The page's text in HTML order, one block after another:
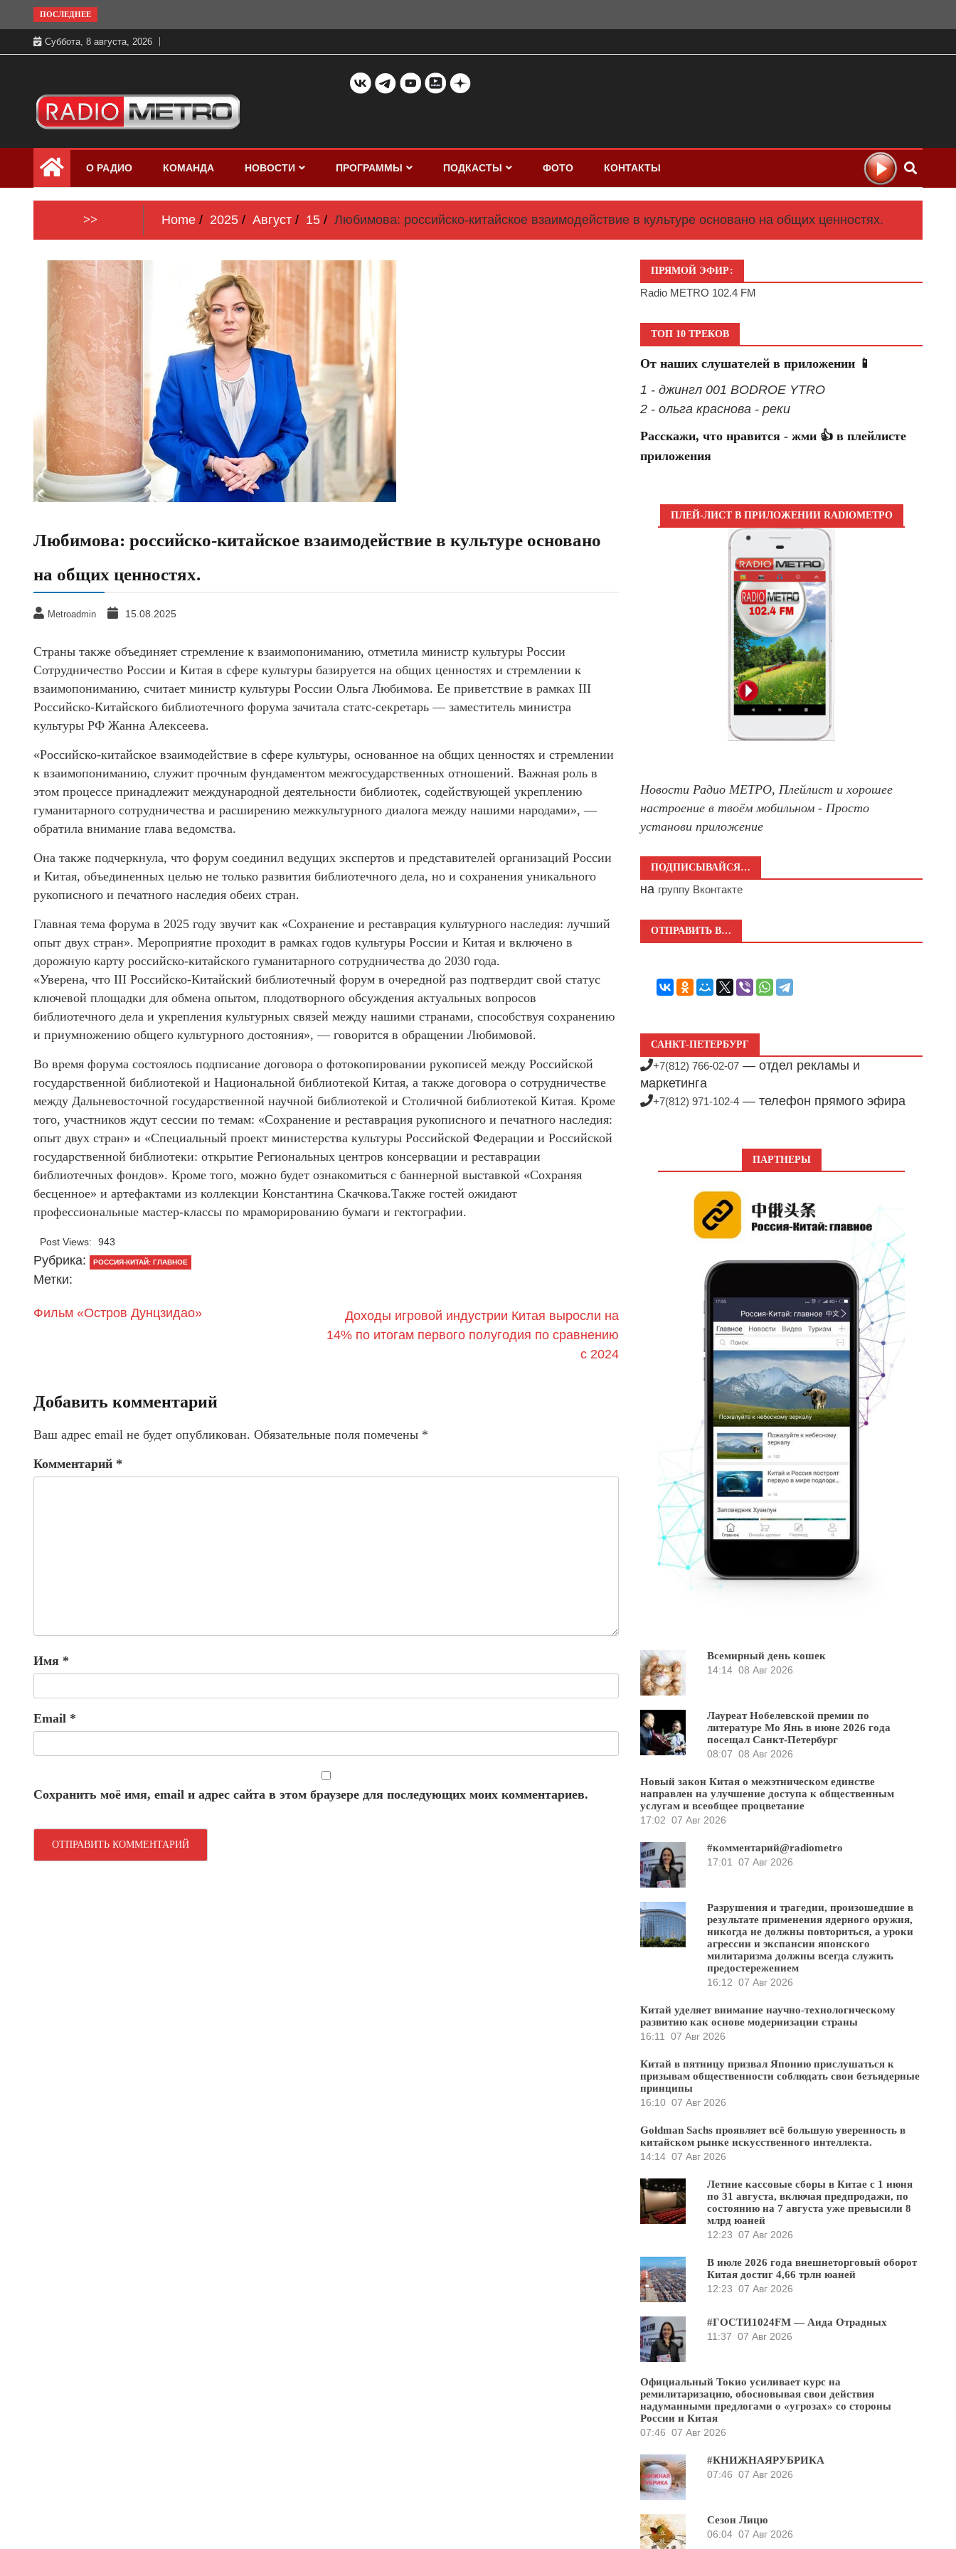
to
content
ПОСЛЕДНЕЕ
Суббота, 8 августа, 2026
Радио МЕТРО
бесплатно в хорошем качестве Санкт-
Петербург и Россия
О РАДИО КОМАНДА НОВОСТИ ПРОГРАММЫ ПОДКАСТЫ ФОТО КОНТАКТЫ
>> Home 2025 Август 15 Любимова: российско-китайское взаимодействие в культуре основано на общих ценностях.
Любимова: российско-китайское взаимодействие в культуре основано
на общих ценностях.
Metroadmin 15.08.2025
Страны также объединяет стремление к взаимопониманию, отметила министр культуры России
Сотрудничество России и Китая в сфере культуры базируется на общих ценностях и стремлении к
взаимопониманию, считает министр культуры России Ольга Любимова. Ее приветствие в рамках III
Российско-Китайского библиотечного форума зачитала статс-секретарь — заместитель министра
культуры РФ Жанна Алексеева.
«Российско-китайское взаимодействие в сфере культуры, основанное на общих ценностях и стремлении
к взаимопониманию, служит прочным фундаментом межгосударственных отношений. Важная роль в
этом процессе принадлежит международной деятельности библиотек, содействующей укреплению
гуманитарного сотрудничества и расширению межкультурного диалога между нашими народами», —
обратила внимание глава ведомства.
Она также подчеркнула, что форум соединил ведущих экспертов и представителей организаций России
и Китая, объединенных целью не только развития библиотечного дела, но и сохранения уникального
рукописного и печатного наследия обеих стран.
Главная тема форума в 2025 году звучит как «Сохранение и реставрация культурного наследия: лучший
опыт двух стран». Мероприятие проходит в рамках годов культуры России и Китая и включено в
дорожную карту российско-китайского гуманитарного сотрудничества до 2030 года.
«Уверена, что III Российско-Китайский библиотечный форум в очередной раз подтвердит свой статус
ключевой площадки для обмена опытом, плодотворного обсуждения актуальных вопросов
библиотечного дела и укрепления культурных связей между нашими странами, способствуя сохранению
и приумножению общего культурного достояния», — говорится в обращении Любимовой.
Во время форума состоялось подписание договора о фотокопировании рукописей между Российской
государственной библиотекой и Национальной библиотекой Китая, а также договора о сотрудничестве
между Дальневосточной государственной научной библиотекой и Столичной библиотекой Китая. Кроме
того, участников ждут сессии по темам: «Сохранение и реставрация рукописного и печатного наследия:
опыт двух стран» и «Специальный проект министерства культуры Российской Федерации и Российской
государственной библиотеки: открытие Региональных центров консервации и реставрации
библиотечных фондов». Кроме того, можно будет ознакомиться с баннерной выставкой «Сохраняя
бесценное» и артефактами из коллекции Константина Скачкова.Также гостей ожидают
профессиональные мастер-классы по мраморированию бумаги и гектографии.
Post Views: 943
Рубрика: РОССИЯ-КИТАЙ: ГЛАВНОЕ
Метки:
Фильм «Остров Дунцзидао»
Доходы игровой индустрии Китая выросли на
14% по итогам первого полугодия по сравнению
с 2024
Добавить комментарий
Ваш адрес email не будет опубликован. Обязательные поля помечены *
Комментарий *
Имя *
Email *
Сохранить моё имя, email и адрес сайта в этом браузере для последующих моих комментариев.
ПРЯМОЙ ЭФИР:
Radio METRO 102.4 FM
ТОП 10 ТРЕКОВ
От наших слушателей в приложении 📱
1 - джингл 001 BODROE YTRO
2 - ольга краснова - реки
Расскажи, что нравится - жми 👍 в плейлисте
приложения
ПЛЕЙ-ЛИСТ В ПРИЛОЖЕНИИ RADIOМЕТРО
Новости Радио МЕТРО, Плейлист и хорошее
настроение в твоём мобильном - Просто
установи приложение
ПОДПИСЫВАЙСЯ…
на группу Вконтакте
ОТПРАВИТЬ В…
САНКТ-ПЕТЕРБУРГ
+7(812) 766-02-07 — отдел рекламы и
маркетинга
+7(812) 971-102-4 — телефон прямого эфира
ПАРТНЕРЫ
Всемирный день кошек
14:14 08 Авг 2026
Лауреат Нобелевской премии по
литературе Мо Янь в июне 2026 года
посещал Санкт-Петербург
08:07 08 Авг 2026
Новый закон Китая о межэтническом единстве
направлен на улучшение доступа к общественным
услугам и всеобщее процветание
17:02 07 Авг 2026
#комментарий@radiometro
17:01
07 Авг 2026
Разрушения и трагедии, произошедшие в
результате применения ядерного оружия,
никогда не должны повториться, а уроки
агрессии и экспансии японского
милитаризма должны всегда служить
предостережением
16:12 07 Авг 2026
Китай уделяет внимание научно-технологическому
развитию как основе модернизации страны
16:11
07 Авг 2026
Китай в пятницу призвал Японию прислушаться к
призывам общественности соблюдать свои безъядерные
принципы
16:10 07 Авг 2026
Goldman Sachs проявляет всё большую уверенность в
китайском рынке искусственного интеллекта.
14:14 07 Авг 2026
Летние кассовые сборы в Китае с 1 июня
по 31 августа, включая предпродажи, по
состоянию на 7 августа уже превысили 8
млрд юаней
12:23 07 Авг 2026
В июле 2026 года внешнеторговый оборот
Китая достиг 4,66 трлн юаней
12:23 07 Авг 2026
#ГОСТИ1024FM — Аида Отрадных
11:37 07 Авг 2026
Официальный Токио усиливает курс на
ремилитаризацию, обосновывая свои действия
надуманными предлогами о «угрозах» со стороны
России и Китая
07:46 07 Авг 2026
#КНИЖНАЯРУБРИКА
07:46 07 Авг 2026
Сезон Лицю
06:04 07 Авг 2026